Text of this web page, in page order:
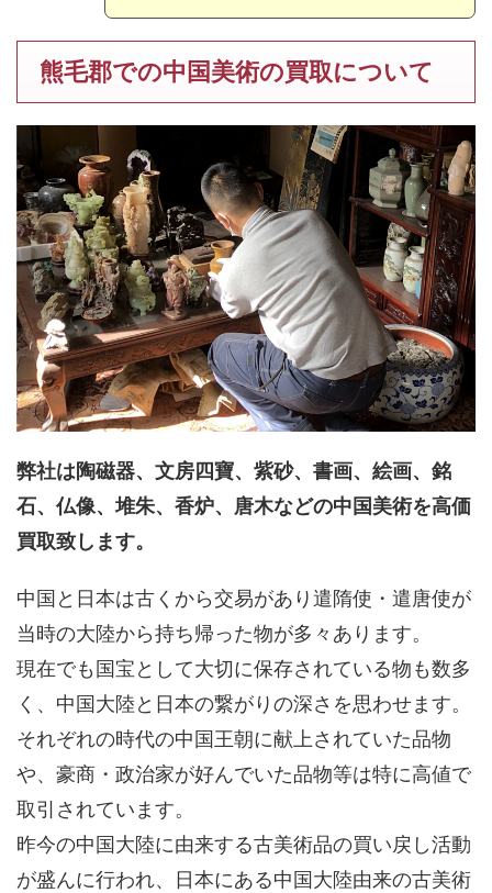
熊毛郡での中国美術の買取について
弊社は陶磁器、文房四寶、紫砂、書画、絵画、銘
石、仏像、堆朱、香炉、唐木などの中国美術を高価
買取致します。
中国と日本は古くから交易があり遣隋使・遣唐使が
当時の大陸から持ち帰った物が多々あります。
現在でも国宝として大切に保存されている物も数多
く、中国大陸と日本の繋がりの深さを思わせます。
それぞれの時代の中国王朝に献上されていた品物
や、豪商・政治家が好んでいた品物等は特に高値で
取引されています。
昨今の中国大陸に由来する古美術品の買い戻し活動
が盛んに行われ、日本にある中国大陸由来の古美術